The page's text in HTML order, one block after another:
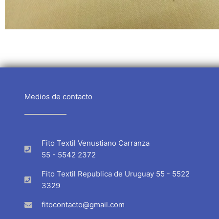
Medios de contacto
Fito Textil Venustiano Carranza
55 - 5542 2372
Fito Textil Republica de Uruguay 55 - 5522
3329
fitocontacto@gmail.com